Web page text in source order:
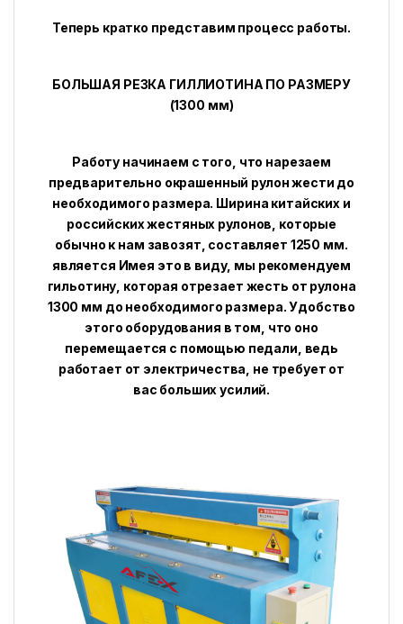
Теперь кратко представим процесс работы.
БОЛЬШАЯ РЕЗКА ГИЛЛИОТИНА ПО РАЗМЕРУ
(1300 мм)
Работу начинаем с того, что нарезаем
предварительно окрашенный рулон жести до
необходимого размера. Ширина китайских и
российских жестяных рулонов, которые
обычно к нам завозят, составляет 1250 мм.
является Имея это в виду, мы рекомендуем
гильотину, которая отрезает жесть от рулона
1300 мм до необходимого размера. Удобство
этого оборудования в том, что оно
перемещается с помощью педали, ведь
работает от электричества, не требует от
вас больших усилий.